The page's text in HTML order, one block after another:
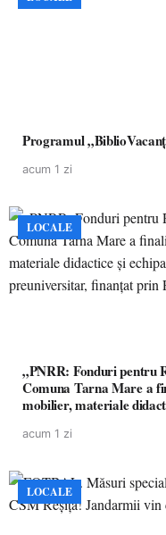
Programul
acum 1 zi
LOCALE
„PNRR: Fonduri pentru
Comuna Tarna Mare a
mobilier, materiale
acum 1 zi
LOCALE